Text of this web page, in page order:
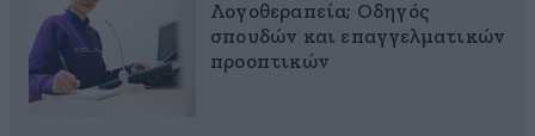
Λογοθεραπεία; Οδηγός
σπουδών και επαγγελματικών
προοπτικών